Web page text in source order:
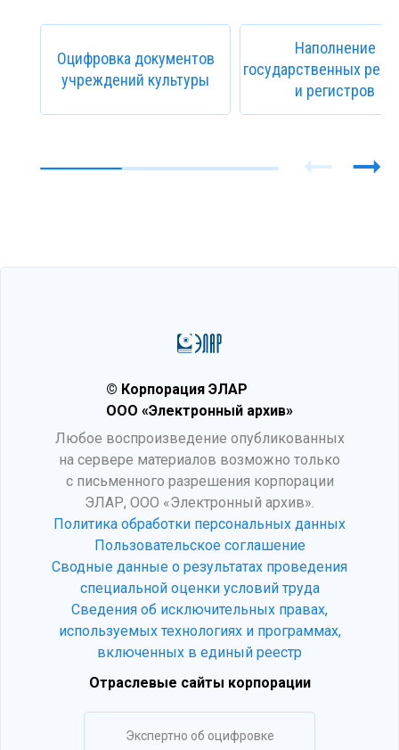
Оцифровка документов
учреждений культуры
Наполнение
государственных
и регистров
© Корпорация ЭЛАР
ООО «Электронный архив»
Любое воспроизведение опубликованных
на сервере материалов возможно только
с письменного разрешения корпорации
ЭЛАР, ООО «Электронный архив».
Политика обработки персональных данных
Пользовательское соглашение
Сводные данные о результатах проведения
специальной оценки условий труда
Сведения об исключительных правах,
используемых технологиях и программах,
включенных в единый реестр
Отраслевые сайты корпорации
Экспертно об оцифровке